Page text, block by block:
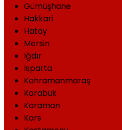
Gümüşhane
Hakkari
Hatay
Mersin
Iğdır
Isparta
Kahramanmaraş
Karabük
Karaman
Kars